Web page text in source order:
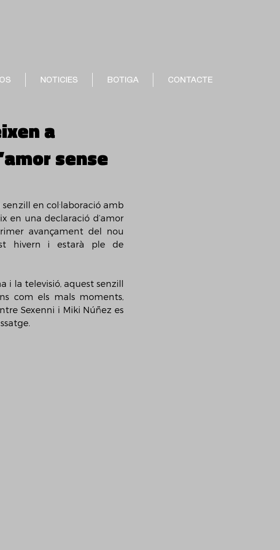
NOTICIES BOTIGA CONTACTE
a
sense
senzill en col·laboració amb
en una declaració d’amor
avançament del nou
hivern i estarà ple de
la televisió, aquest senzill
com els mals moments,
Sexenni i Miki Núñez es